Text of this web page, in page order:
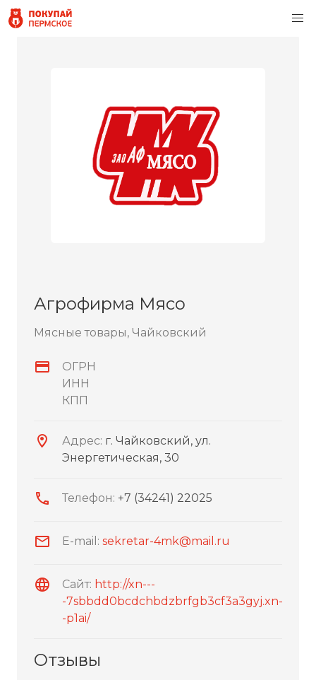
Агрофирма Мясо
Мясные товары, Чайковский
ОГРН
ИНН
КПП
Адрес: г. Чайковский, ул.
Энергетическая, 30
Телефон: +7 (34241) 22025
E-mail: sekretar-4mk@mail.ru
Сайт: http://xn---
-7sbbdd0bcdchbdzbrfgb3cf3a3gyj.xn-
-p1ai/
Отзывы